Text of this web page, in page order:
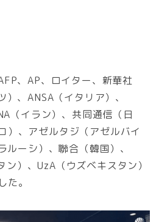
、AP、ロイター、新華社
）、ANSA（イタリア）、
（イラン）、共同通信（日
）、アゼルタジ（アゼルバイ
ルーシ）、聯合（韓国）、
）、UzA（ウズベキスタン）
。